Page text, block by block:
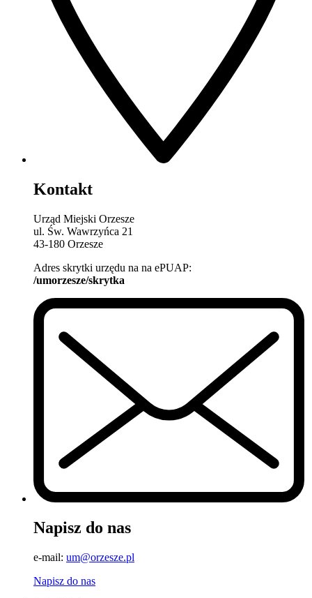
Kontakt
Urząd Miejski Orzesze
ul. Św. Wawrzyńca 21
43-180 Orzesze
Adres skrytki urzędu na na ePUAP:
/umorzesze/skrytka
Napisz do nas
e-mail: um@orzesze.pl
Napisz do nas